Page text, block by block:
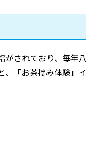
がされており、毎年八
、「お茶摘み体験」イ